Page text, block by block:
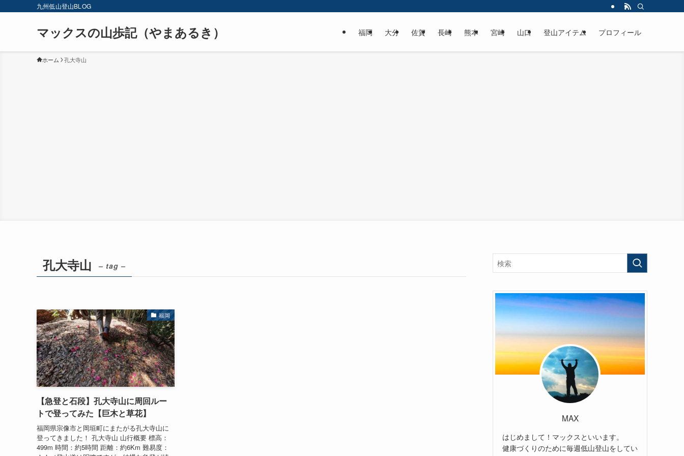
九州低山登山BLOG
マックスの山歩記（やまあるき） 福岡 大分 佐賀 長崎 熊本 宮崎 山口 登山アイテム プロフィール
ホーム 孔大寺山
孔大寺山 – tag –
福岡
【急登と石段】孔大寺山に周回ルー
トで登ってみた【巨木と草花】
福岡県宗像市と岡垣町にまたがる孔大寺山に
登ってきました！ 孔大寺山 山行概要 標高：
499m 時間：約5時間 距離：約6Km 難易度：
MAX
はじめまして！マックスといいます。
健康づくりのために毎週低山登山をしてい